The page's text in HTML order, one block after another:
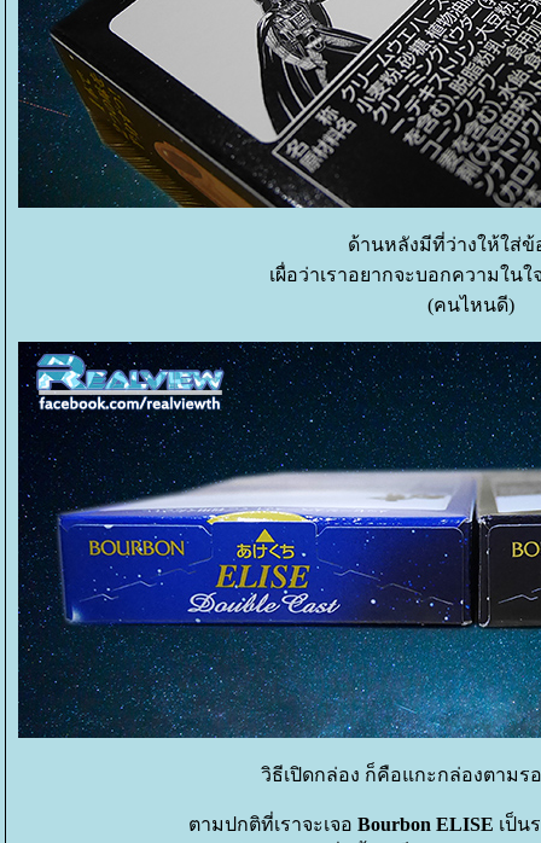
ด้านหลังมีที่ว่างให้ใส่ข้
เผื่อว่าเราอยากจะบอกความใน
(คนไหนดี)
วิธีเปิดกล่อง ก็คือแกะกล่องตาม
ตามปกติที่เราจะเจอ Bourbon ELISE เป็น